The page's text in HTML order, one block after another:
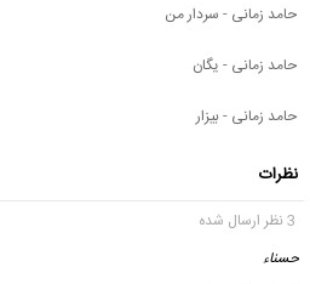
حامد زمانی - سردار من
حامد زمانی - یگان
حامد زمانی - بیزار
نظرات
3 نظر ارسال شده
حسناء